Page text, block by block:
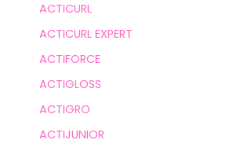
ACTICURL
ACTICURL EXPERT
ACTIFORCE
ACTIGLOSS
ACTIGRO
ACTIJUNIOR